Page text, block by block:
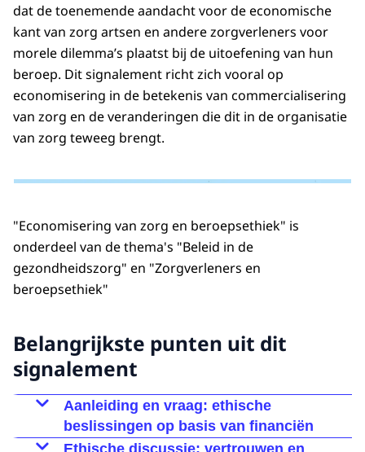
dat de toenemende aandacht voor de economische
kant van zorg artsen en andere zorgverleners voor
morele dilemma’s plaatst bij de uitoefening van hun
beroep. Dit signalement richt zich vooral op
economisering in de betekenis van commercialisering
van zorg en de veranderingen die dit in de organisatie
van zorg teweeg brengt.
"Economisering van zorg en beroepsethiek" is
onderdeel van de thema's "Beleid in de
gezondheidszorg" en "Zorgverleners en
beroepsethiek"
Belangrijkste punten uit dit
signalement
Aanleiding en vraag: ethische
beslissingen op basis van financiën